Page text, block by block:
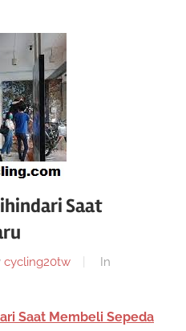
Saat
cycling20tw
In
Saat Membeli Sepeda